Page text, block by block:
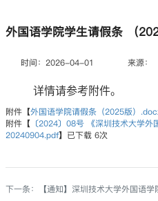
外国语学院学生请假条 （
时间：2026-04-01 来源：
详情请参考附件。
附件【外国语学院请假条（2025版）
附件【〔2024〕08号 《深圳技术大学外
20240904.pdf】已下载 6次
下一条： 【通知】深圳技术大学外国语